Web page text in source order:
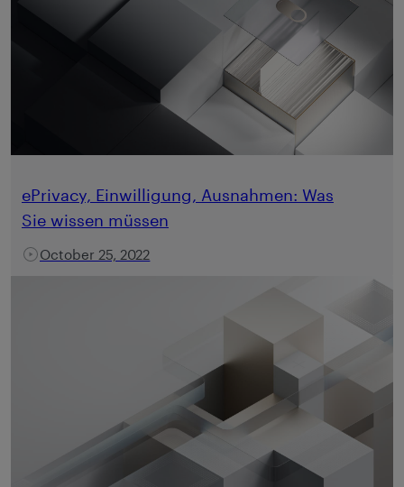
ePrivacy, Einwilligung, Ausnahmen: Was
Sie wissen müssen
October 25, 2022